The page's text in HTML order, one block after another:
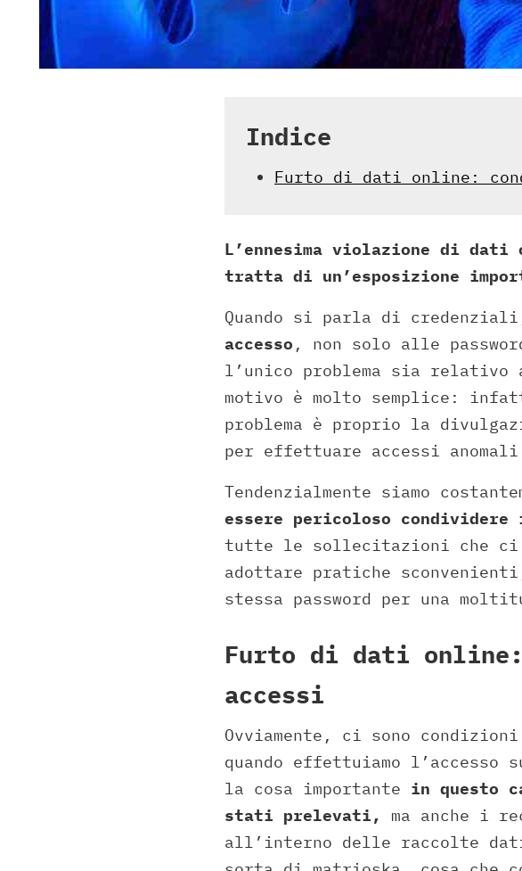
Indice
Furto di dati online:
L’ennesima violazione di
tratta di un’esposizione
Quando si parla di
accesso , non solo alle
l’unico problema sia
motivo è molto semplice:
problema è proprio la
per effettuare accessi
Tendenzialmente siamo
essere pericoloso
tutte le sollecitazioni che ci
adottare pratiche
stessa password per una
Furto di dati
accessi
Ovviamente, ci sono
quando effettuiamo
la cosa importante in questo
stati prelevati,
ma anche i
all’interno delle raccolte